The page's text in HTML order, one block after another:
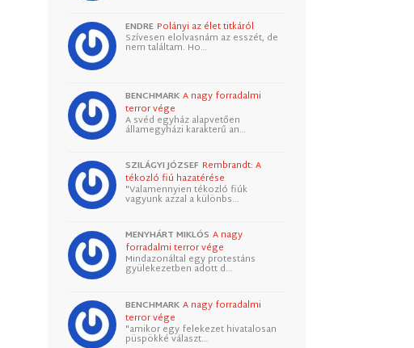
ENDRE Polányi az élet titkáról
Szívesen elolvasnám az esszét, de
nem találtam. Ho…
BENCHMARK A nagy forradalmi
terror vége
A svéd egyház alapvetően
államegyházi karakterű an…
SZILÁGYI JÓZSEF Rembrandt: A
tékozló fiú hazatérése
"Valamennyien tékozló fiúk
vagyunk azzal a különbs…
MENYHÁRT MIKLÓS A nagy
forradalmi terror vége
Mindazonáltal egy protestáns
gyülekezetben adott d…
BENCHMARK A nagy forradalmi
terror vége
"amikor egy felekezet hivatalosan
püspökké választ…